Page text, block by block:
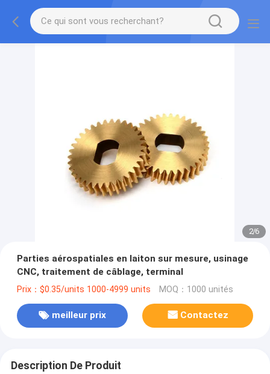
2/6
Parties aérospatiales en laiton sur mesure, usinage
CNC, traitement de câblage, terminal
Prix：$0.35/units 1000-4999 units MOQ：1000 unités
meilleur prix Contactez
Description De Produit